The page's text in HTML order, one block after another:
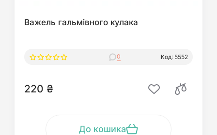
Важель гальмівного кулака
0 Код: 5552
220 ₴
До кошика